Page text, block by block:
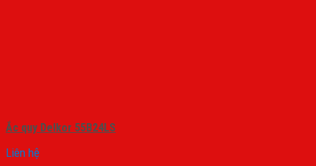
Ắc quy Delkor 55B24LS
Liên hệ